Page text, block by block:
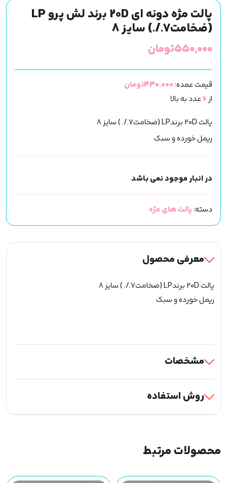
پالت مژه دونه ای 20D برند لش پرو LP
(ضخامت7./.) سایز 8
۵۵۰,۰۰۰تومان
قیمت عمده:430.000تومان
از6عدد به بالا
پالت 20D برندLP (ضخامت7./. ) سایز 8
ریمل خورده و سبک
در انبار موجود نمی باشد
دسته:پالت های مژه
معرفی محصول
پالت 20D برندLP (ضخامت7./. ) سایز 8
ریمل خورده و سبک
مشخصات
روش استفاده
محصولات مرتبط